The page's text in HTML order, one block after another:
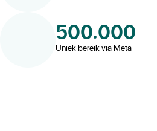
500.000
Uniek bereik via Meta